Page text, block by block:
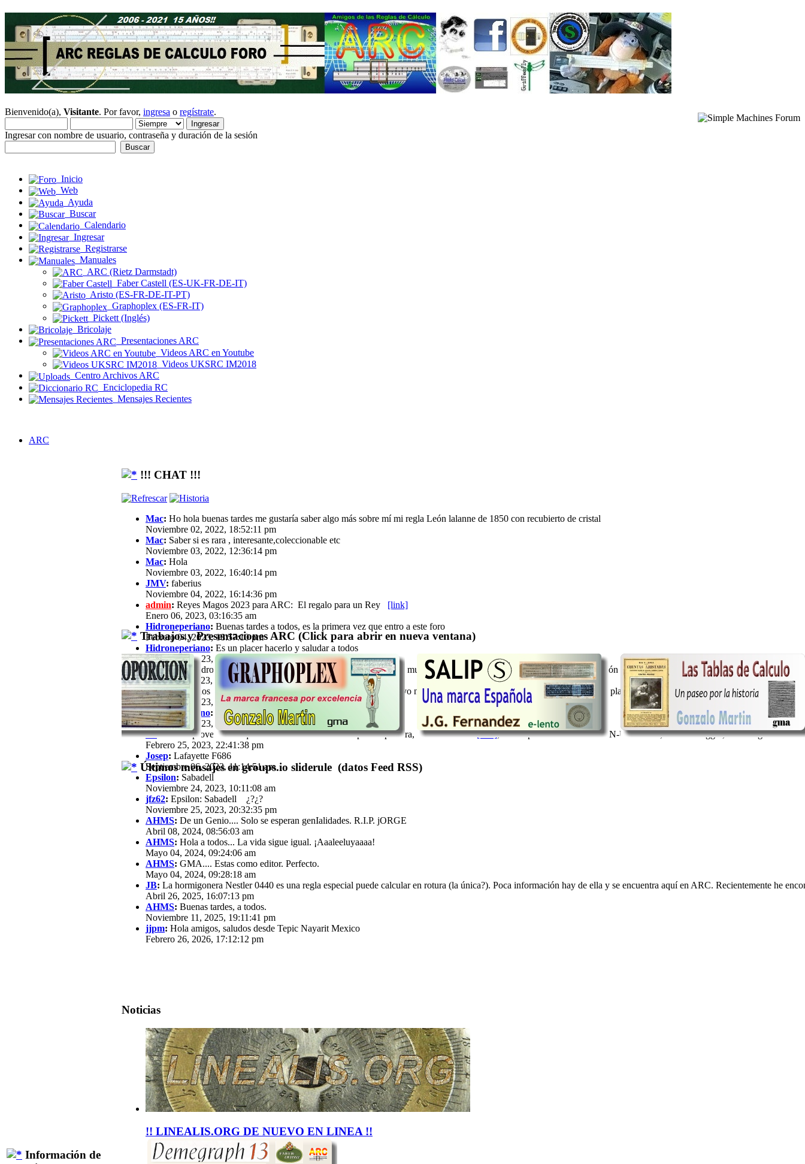
Bienvenido(a), Visitante. Por favor, ingresa o regístrate.
Ingresar con nombre de usuario, contraseña y duración de la sesión
Inicio
Web
Ayuda
Buscar
Calendario
Ingresar
Registrarse
Manuales
ARC (Rietz Darmstadt)
Faber Castell (ES-UK-FR-DE-IT)
Aristo (ES-FR-DE-IT-PT)
Graphoplex (ES-FR-IT)
Pickett (Inglés)
Bricolaje
Presentaciones ARC
Videos ARC en Youtube
Videos UKSRC IM2018
Centro Archivos ARC
Enciclopedia RC
Mensajes Recientes
ARC
Información de
!!! CHAT !!!
Mac: Ho hola buenas tardes me gustaría saber algo más sobre mí mi regla León lalanne de 1850 con recubierto de cristal
Noviembre 02, 2022, 18:52:11 pm
Mac: Saber si es rara , interesante,coleccionable etc
Noviembre 03, 2022, 12:36:14 pm
Mac: Hola
Noviembre 03, 2022, 16:40:14 pm
JMV: faberius
Noviembre 04, 2022, 16:14:36 pm
admin: Reyes Magos 2023 para ARC: El regalo para un Rey [link]
Enero 06, 2023, 03:16:35 am
Hidroneperiano: Buenas tardes a todos, es la primera vez que entro a este foro
Febrero 04, 2023, 18:57:10 pm
Hidroneperiano: Es un placer hacerlo y saludar a todos
Febrero 04, 2023, 18:57:33 pm
jfz62:Hola Hidroperiano, Ya habrás comprobado que el chat no esta muy poblado, mejor escribe un mensaje de presentación en la sección Bienvenido a ARC:[link]
Febrero 11, 2023, 21:03:25 pm
JB:Hola a todos Soy José María, de "un lugar de La Mancha de cuyo nombre no quiero acordarme", recién llegado a esta plaza. Cuando he buscado manuales o
Febrero 13, 2023, 16:39:57 pm
Hidroneperiano: Hola a todos me estreno en el chat
Febrero 15, 2023, 20:44:40 pm
JB:Hola. Aprovechando que a estas horas nadie me disputa la palabra, os envío el link[link], donde podéis trastear con la N-Universale, sistema Baggio, como regla virtual.
Febrero 25, 2023, 22:41:38 pm
Josep: Lafayette F686
Septiembre 06, 2023, 11:14:51 am
Epsilon: Sabadell
Noviembre 24, 2023, 10:11:08 am
jfz62: Epsilon: Sabadell ¿?¿?
Noviembre 25, 2023, 20:32:35 pm
AHMS: De un Genio.... Solo se esperan genIalidades. R.I.P. jORGE
Abril 08, 2024, 08:56:03 am
AHMS: Hola a todos... La vida sigue igual. ¡Aaaleeluyaaaa!
Mayo 04, 2024, 09:24:06 am
AHMS: GMA.... Estas como editor. Perfecto.
Mayo 04, 2024, 09:28:18 am
JB: La hormigonera Nestler 0440 es una regla especial puede calcular en rotura (la única?). Poca información hay de ella y se encuentra aquí en ARC. Recientemente he
Abril 26, 2025, 16:07:13 pm
AHMS: Buenas tardes, a todos.
Noviembre 11, 2025, 19:11:41 pm
jjpm: Hola amigos, saludos desde Tepic Nayarit Mexico
Febrero 26, 2026, 17:12:12 pm
Trabajos y Presentaciones ARC (Click para abrir en nueva ventana)
Últimos mensajes en groups.io sliderule (datos Feed RSS)
Noticias
!! LINEALIS.ORG DE NUEVO EN LINEA !!